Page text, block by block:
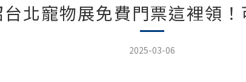
北寵物展免費門票這裡領
2025-03-06